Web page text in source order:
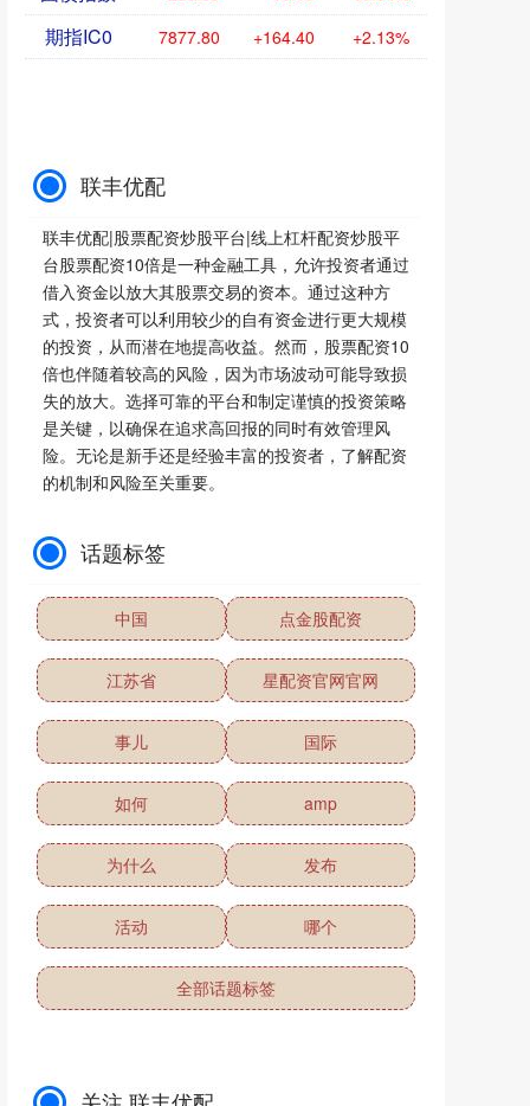
期指IC0 7877.80 +164.40 +2.13%
联丰优配
联丰优配|股票配资炒股平台|线上杠杆配资炒股平
台股票配资10倍是一种金融工具，允许投资者通过
借入资金以放大其股票交易的资本。通过这种方
式，投资者可以利用较少的自有资金进行更大规模
的投资，从而潜在地提高收益。然而，股票配资10
倍也伴随着较高的风险，因为市场波动可能导致损
失的放大。选择可靠的平台和制定谨慎的投资策略
是关键，以确保在追求高回报的同时有效管理风
险。无论是新手还是经验丰富的投资者，了解配资
的机制和风险至关重要。
话题标签
中国 点金股配资
江苏省 星配资官网官网
事儿 国际
如何 amp
为什么 发布
活动 哪个
全部话题标签